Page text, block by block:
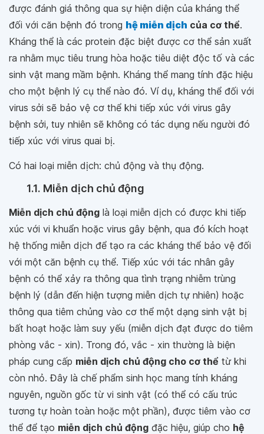
được đánh giá thông qua sự hiện diện của kháng thể
đối với căn bệnh đó trong hệ miễn dịch của cơ thể.
Kháng thể là các protein đặc biệt được cơ thể sản xuất
ra nhằm mục tiêu trung hòa hoặc tiêu diệt độc tố và các
sinh vật mang mầm bệnh. Kháng thể mang tính đặc hiệu
cho một bệnh lý cụ thể nào đó. Ví dụ, kháng thể đối với
virus sởi sẽ bảo vệ cơ thể khi tiếp xúc với virus gây
bệnh sởi, tuy nhiên sẽ không có tác dụng nếu người đó
tiếp xúc với virus quai bị.
Có hai loại miễn dịch: chủ động và thụ động.
1.1. Miễn dịch chủ động
Miễn dịch chủ động là loại miễn dịch có được khi tiếp
xúc với vi khuẩn hoặc virus gây bệnh, qua đó kích hoạt
hệ thống miễn dịch để tạo ra các kháng thể bảo vệ đối
với một căn bệnh cụ thể. Tiếp xúc với tác nhân gây
bệnh có thể xảy ra thông qua tình trạng nhiễm trùng
bệnh lý (dẫn đến hiện tượng miễn dịch tự nhiên) hoặc
thông qua tiêm chủng vào cơ thể một dạng sinh vật bị
bất hoạt hoặc làm suy yếu (miễn dịch đạt được do tiêm
phòng vắc - xin). Trong đó, vắc - xin thường là biện
pháp cung cấp miễn dịch chủ động cho cơ thể từ khi
còn nhỏ. Đây là chế phẩm sinh học mang tính kháng
nguyên, nguồn gốc từ vi sinh vật (có thể có cấu trúc
tương tự hoàn toàn hoặc một phần), được tiêm vào cơ
thể để tạo miễn dịch chủ động đặc hiệu, giúp cho hệ